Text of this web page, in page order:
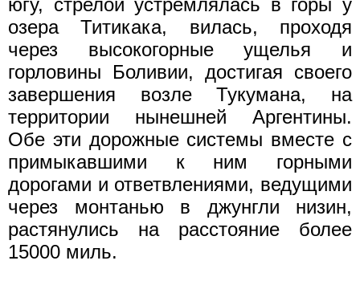
югу, стрелой устремлялась в горы у
озера Титикака, вилась, проходя
через высокогорные ущелья и
горловины Боливии, достигая своего
завершения возле Тукумана, на
территории нынешней Аргентины.
Обе эти дорожные системы вместе с
примыкавшими к ним горными
дорогами и ответвлениями, ведущими
через монтанью в джунгли низин,
растянулись на расстояние более
15000 миль.